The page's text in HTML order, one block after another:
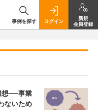
事例を探す ログイン
新規
会員登録
想──事業
ないため